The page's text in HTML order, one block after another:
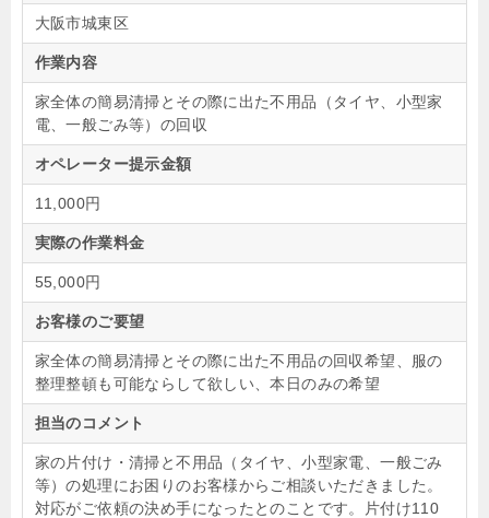
大阪市城東区
作業内容
家全体の簡易清掃とその際に出た不用品（タイヤ、小型家
電、一般ごみ等）の回収
オペレーター提示金額
11,000円
実際の作業料金
55,000円
お客様のご要望
家全体の簡易清掃とその際に出た不用品の回収希望、服の
整理整頓も可能ならして欲しい、本日のみの希望
担当のコメント
家の片付け・清掃と不用品（タイヤ、小型家電、一般ごみ
等）の処理にお困りのお客様からご相談いただきました。
対応がご依頼の決め手になったとのことです。片付け110